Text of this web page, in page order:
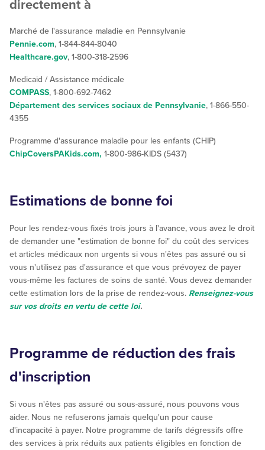
directement à
Marché de l'assurance maladie en Pennsylvanie
Pennie.com, 1-844-844-8040
Healthcare.gov, 1-800-318-2596
Medicaid / Assistance médicale
COMPASS, 1-800-692-7462
Département des services sociaux de Pennsylvanie, 1-866-550-
4355
Programme d'assurance maladie pour les enfants (CHIP)
ChipCoversPAKids.com, 1-800-986-KIDS (5437)
Estimations de bonne foi
Pour les rendez-vous fixés trois jours à l'avance, vous avez le droit
de demander une "estimation de bonne foi" du coût des services
et articles médicaux non urgents si vous n'êtes pas assuré ou si
vous n'utilisez pas d'assurance et que vous prévoyez de payer
vous-même les factures de soins de santé. Vous devez demander
cette estimation lors de la prise de rendez-vous. Renseignez-vous
sur vos droits en vertu de cette loi.
Programme de réduction des frais
d'inscription
Si vous n'êtes pas assuré ou sous-assuré, nous pouvons vous
aider. Nous ne refuserons jamais quelqu'un pour cause
d'incapacité à payer. Notre programme de tarifs dégressifs offre
des services à prix réduits aux patients éligibles en fonction de